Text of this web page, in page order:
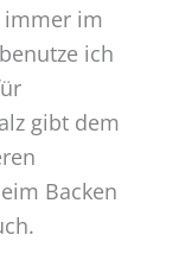
immer im
ich
gibt dem
Backen